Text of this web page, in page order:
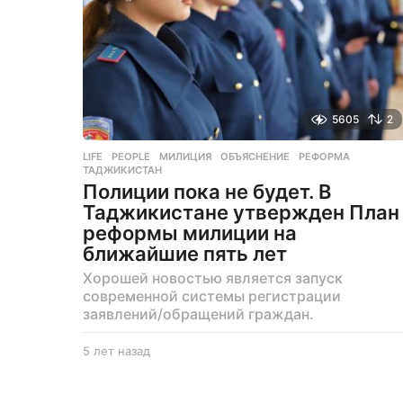
5605 2
LIFE ,PEOPLE МИЛИЦИЯ ,ОБЪЯСНЕНИЕ ,РЕФОРМА
ТАДЖИКИСТАН
Полиции пока не будет. В
Таджикистане утвержден План
реформы милиции на
ближайшие пять лет
Хорошей новостью является запуск
современной системы регистрации
заявлений/обращений граждан.
5 лет назад